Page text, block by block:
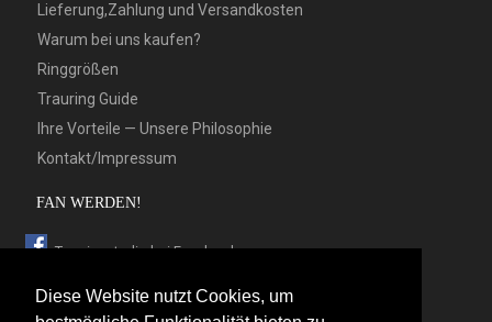
Diese Website nutzt Cookies, um
Lieferung,Zahlung und Versandkosten
Warum bei uns kaufen?
Ringgrößen
Trauring Guide
Ihre Vorteile — Unsere Philosophie
Kontakt/Impressum
FAN WERDEN!
Trauringstudio bei Facebook
Trauringstudio bei Twitter